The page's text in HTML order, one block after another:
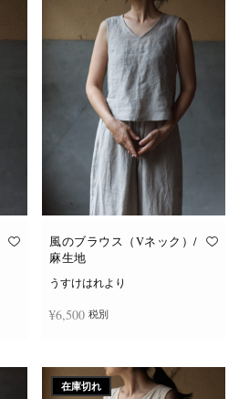
風のブラウス（Vネック）/
麻生地
うすけはれより
¥6,500 税別
の
商
品
在庫切れ